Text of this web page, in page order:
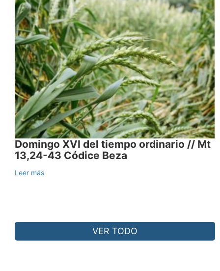
Domingo XVI del tiempo ordinario // Mt
13,24-43 Códice Beza
Leer más
VER TODO